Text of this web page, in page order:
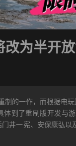
改为半开
制的一作，而根据电
到了重制版开发与游
井一宪、安保康弘